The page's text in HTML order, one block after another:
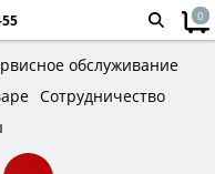
0
обслуживание
Сотрудничество